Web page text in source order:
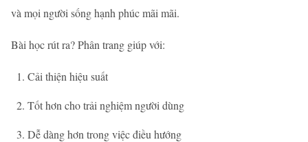
và mọi người sống hạnh phúc mãi mãi.
Bài học rút ra? Phân trang giúp với:
Cải thiện hiệu suất
Tốt hơn cho trải nghiệm người dùng
Dễ dàng hơn trong việc điều hướng